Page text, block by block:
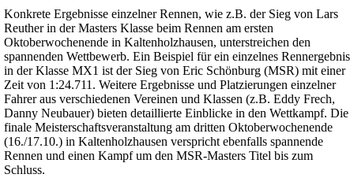
Konkrete Ergebnisse einzelner Rennen, wie z.B. der Sieg von Lars
Reuther in der Masters Klasse beim Rennen am ersten
Oktoberwochenende in Kaltenholzhausen, unterstreichen den
spannenden Wettbewerb. Ein Beispiel für ein einzelnes Rennergebnis
in der Klasse MX1 ist der Sieg von Eric Schönburg (MSR) mit einer
Zeit von 1:24.711. Weitere Ergebnisse und Platzierungen einzelner
Fahrer aus verschiedenen Vereinen und Klassen (z.B. Eddy Frech,
Danny Neubauer) bieten detaillierte Einblicke in den Wettkampf. Die
finale Meisterschaftsveranstaltung am dritten Oktoberwochenende
(16./17.10.) in Kaltenholzhausen verspricht ebenfalls spannende
Rennen und einen Kampf um den MSR-Masters Titel bis zum
Schluss.